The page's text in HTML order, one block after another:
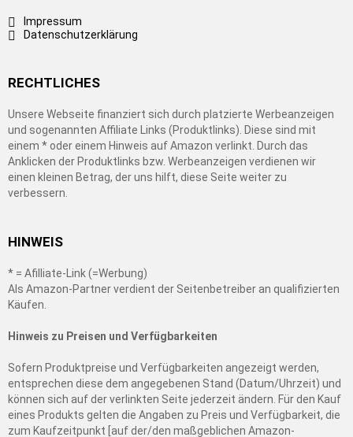
Impressum
Datenschutzerklärung
RECHTLICHES
Unsere Webseite finanziert sich durch platzierte Werbeanzeigen
und sogenannten Affiliate Links (Produktlinks). Diese sind mit
einem * oder einem Hinweis auf Amazon verlinkt. Durch das
Anklicken der Produktlinks bzw. Werbeanzeigen verdienen wir
einen kleinen Betrag, der uns hilft, diese Seite weiter zu
verbessern.
HINWEIS
* = Afilliate-Link (=Werbung)
Als Amazon-Partner verdient der Seitenbetreiber an qualifizierten
Käufen.
Hinweis zu Preisen und Verfügbarkeiten
Sofern Produktpreise und Verfügbarkeiten angezeigt werden,
entsprechen diese dem angegebenen Stand (Datum/Uhrzeit) und
können sich auf der verlinkten Seite jederzeit ändern. Für den Kauf
eines Produkts gelten die Angaben zu Preis und Verfügbarkeit, die
zum Kaufzeitpunkt [auf der/den maßgeblichen Amazon-